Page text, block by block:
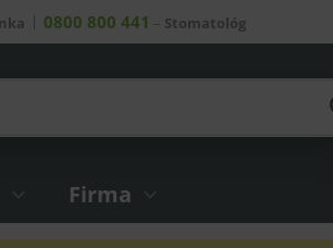
0800 800 441 – Stomatológ
Firma